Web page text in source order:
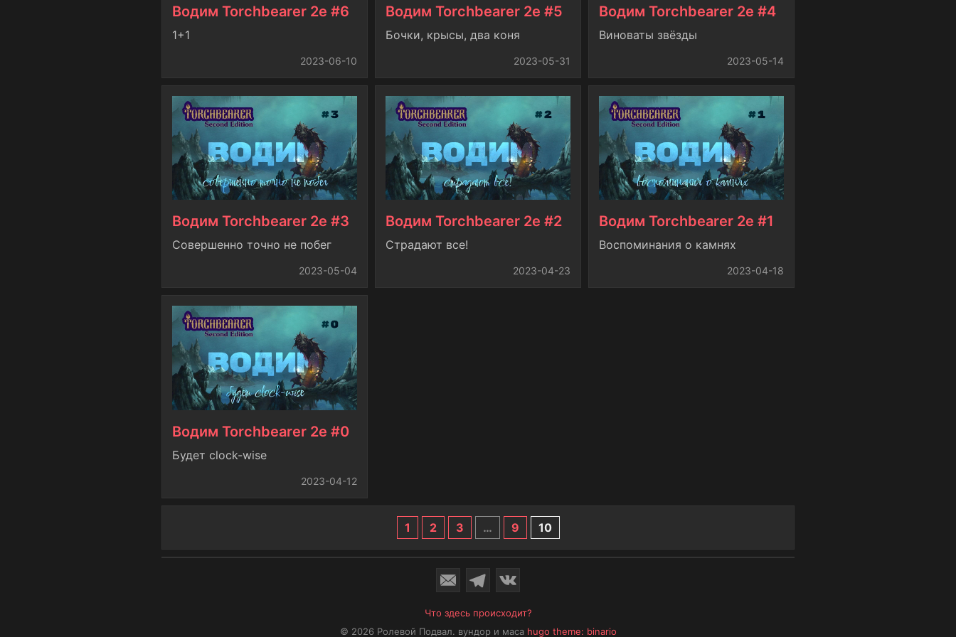
Водим Torchbearer 2e #6
1+1
2023-06-10
Водим Torchbearer 2e #5
Бочки, крысы, два коня
2023-05-31
Водим Torchbearer 2e #4
Виноваты звёзды
2023-05-14
Водим Torchbearer 2e #3
Совершенно точно не побег
2023-05-04
Водим Torchbearer 2e #2
Страдают все!
2023-04-23
Водим Torchbearer 2e #1
Воспоминания о камнях
2023-04-18
Водим Torchbearer 2e #0
Будет clock-wise
2023-04-12
1 2 3 … 9 10
Что здесь происходит?
© 2026 Ролевой Подвал. вундор и маса hugo theme: binario